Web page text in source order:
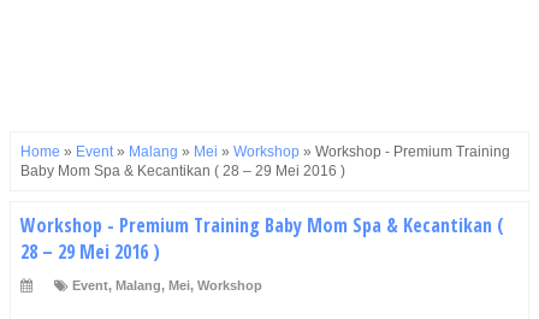
Home » Event» Malang » Mei » Workshop » Workshop - Premium Training
Baby Mom Spa & Kecantikan ( 28 – 29 Mei 2016 )
Workshop - Premium Training Baby Mom Spa & Kecantikan (
28 – 29 Mei 2016 )
Event, Malang, Mei, Workshop